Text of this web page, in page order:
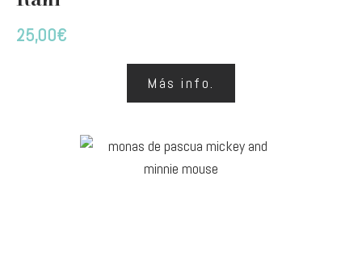
25,00€
Más info.